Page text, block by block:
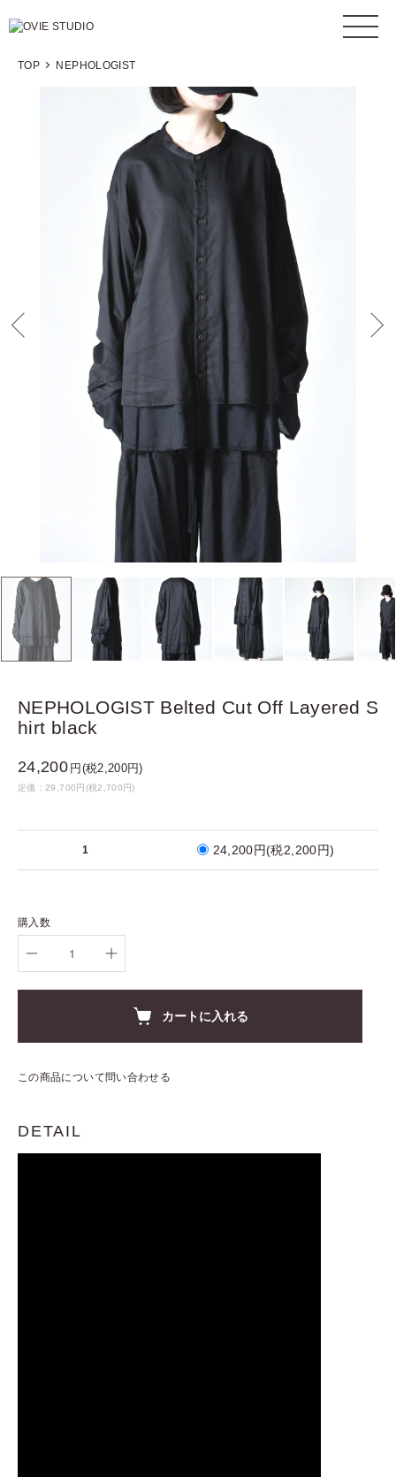
TOP NEPHOLOGIST
NEPHOLOGIST Belted Cut Off Layered S
hirt black
24,200 円(税2,200円)
定価：29,700円(税2,700円)
1 24,200円(税2,200円)
購入数
カートに入れる
この商品について問い合わせる
DETAIL